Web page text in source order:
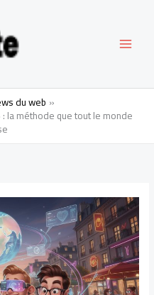
du web
la méthode que tout le monde